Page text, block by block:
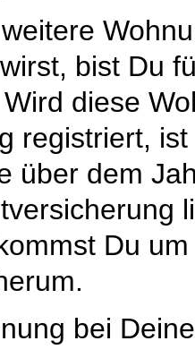
bist Du
diese
registriert,
über dem
Du
bei